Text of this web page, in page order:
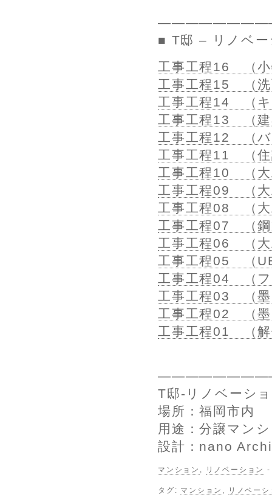
■ T邸 – リノベ
工事工程16 （小
工事工程15 （洗
工事工程14 （キ
工事工程13 （建
工事工程12 （バ
工事工程11 （住
工事工程10 （大
工事工程09 （大
工事工程08 （大
工事工程07 （鋼
工事工程06 （大
工事工程05 （
工事工程04 （
工事工程03 （墨
工事工程02 （墨
工事工程01 （解
T邸-リノベーシ
場所：福岡市内
用途：分譲マン
設計：nano
マンション , リノベーション
タグ: マンション , リノベー